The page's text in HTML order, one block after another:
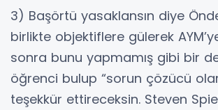
3) Başörtü yasaklansın diye
birlikte objektiflere gülerek
sonra bunu yapmamış gibi bir
öğrenci bulup “sorun çözücü
teşekkür ettireceksin. Steven